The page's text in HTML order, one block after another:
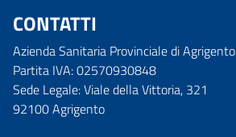
CONTATTI
Azienda Sanitaria Provinciale di Agrigento
Partita IVA: 02570930848
Sede Legale: Viale della Vittoria, 321
92100 Agrigento